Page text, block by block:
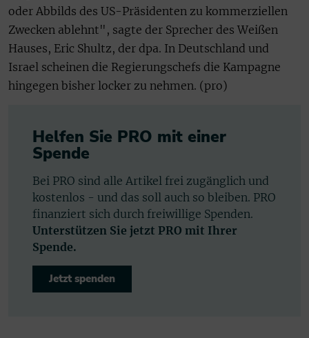
oder Abbilds des US-Präsidenten zu kommerziellen
Zwecken ablehnt", sagte der Sprecher des Weißen
Hauses, Eric Shultz, der dpa. In Deutschland und
Israel scheinen die Regierungschefs die Kampagne
hingegen bisher locker zu nehmen. (pro)
Helfen Sie PRO mit einer
Spende
Bei PRO sind alle Artikel frei zugänglich und
kostenlos - und das soll auch so bleiben. PRO
finanziert sich durch freiwillige Spenden.
Unterstützen Sie jetzt PRO mit Ihrer
Spende.
Jetzt spenden